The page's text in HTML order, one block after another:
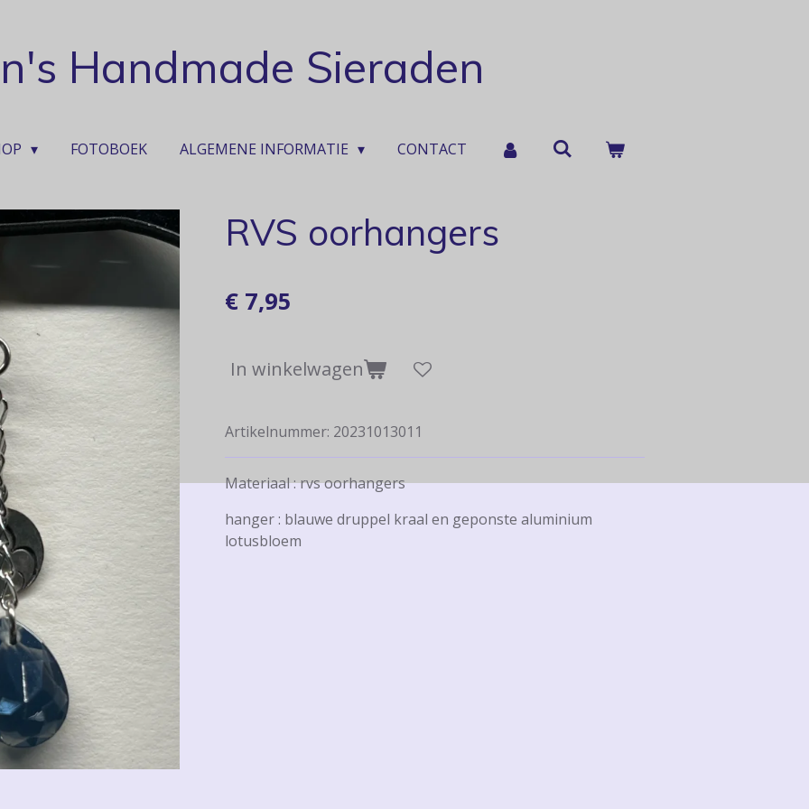
Handmade Sieraden
FOTOBOEK ALGEMENE INFORMATIE CONTACT
RVS oorhangers
€ 7,95
In winkelwagen
Artikelnummer: 20231013011
Materiaal : rvs oorhangers
hanger : blauwe druppel kraal en geponste aluminium
lotusbloem